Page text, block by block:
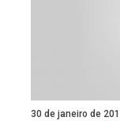
30 de janeiro de